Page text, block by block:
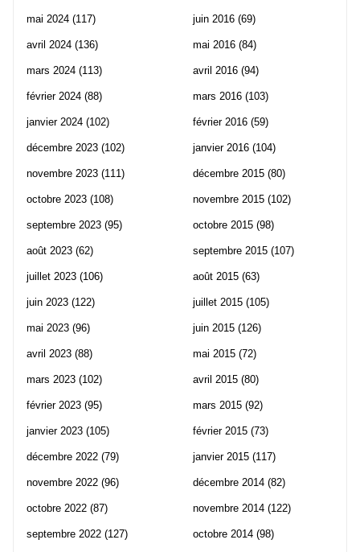
mai 2024 (117)
avril 2024 (136)
mars 2024 (113)
février 2024 (88)
janvier 2024 (102)
décembre 2023 (102)
novembre 2023 (111)
octobre 2023 (108)
septembre 2023 (95)
août 2023 (62)
juillet 2023 (106)
juin 2023 (122)
mai 2023 (96)
avril 2023 (88)
mars 2023 (102)
février 2023 (95)
janvier 2023 (105)
décembre 2022 (79)
novembre 2022 (96)
octobre 2022 (87)
septembre 2022 (127)
juin 2016 (69)
mai 2016 (84)
avril 2016 (94)
mars 2016 (103)
février 2016 (59)
janvier 2016 (104)
décembre 2015 (80)
novembre 2015 (102)
octobre 2015 (98)
septembre 2015 (107)
août 2015 (63)
juillet 2015 (105)
juin 2015 (126)
mai 2015 (72)
avril 2015 (80)
mars 2015 (92)
février 2015 (73)
janvier 2015 (117)
décembre 2014 (82)
novembre 2014 (122)
octobre 2014 (98)